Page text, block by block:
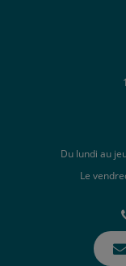
Du lundi au
Le